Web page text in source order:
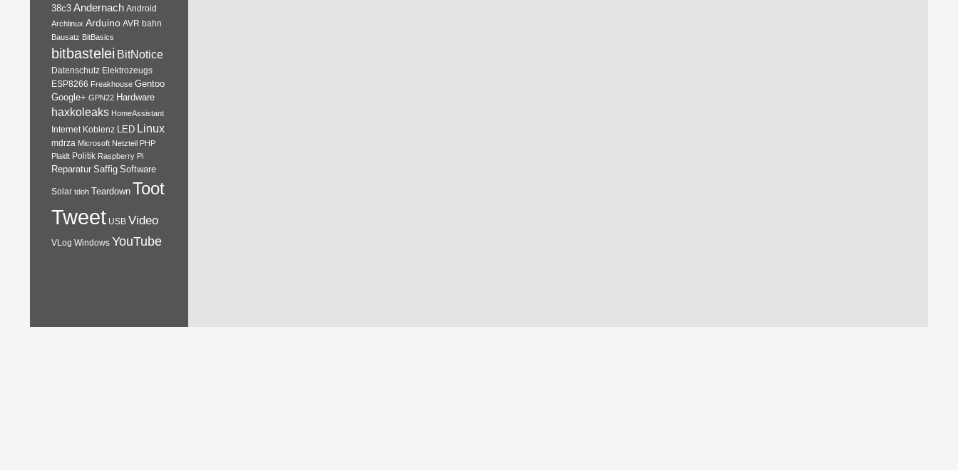
38c3 Andernach Android
Archlinux Arduino AVR bahn
Bausatz BitBasics
bitbastelei BitNotice
Datenschutz Elektrozeugs
ESP8266 Freakhouse Gentoo
Google+ GPN22 Hardware
haxkoleaks HomeAssistant
Internet Koblenz LED Linux
mdrza Microsoft Netzteil PHP
Plaidt Politik Raspberry Pi
Reparatur Saffig Software
Solar tdoh Teardown Toot
Tweet USB Video
VLog Windows YouTube